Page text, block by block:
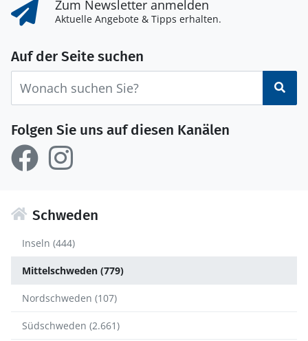
Zum Newsletter anmelden
Aktuelle Angebote & Tipps erhalten.
Auf der Seite suchen
Folgen Sie uns auf diesen Kanälen
Schweden
Inseln (444)
Mittelschweden (779)
Nordschweden (107)
Südschweden (2.661)